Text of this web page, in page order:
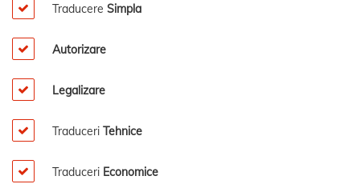
Traducere Simpla
Autorizare
Legalizare
Traduceri Tehnice
Traduceri Economice